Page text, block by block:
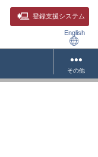
登録支援システム
English
その他